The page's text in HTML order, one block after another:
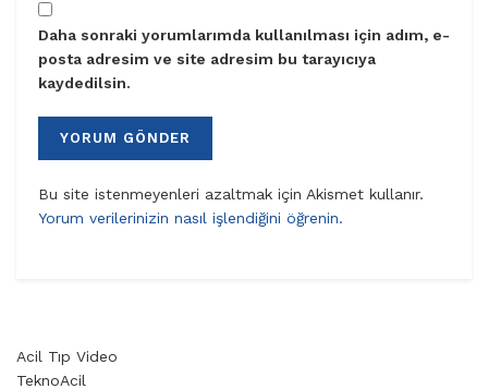
Daha sonraki yorumlarımda kullanılması için adım, e-
posta adresim ve site adresim bu tarayıcıya
kaydedilsin.
Bu site istenmeyenleri azaltmak için Akismet kullanır.
Yorum verilerinizin nasıl işlendiğini öğrenin.
Acil Tıp Video
TeknoAcil